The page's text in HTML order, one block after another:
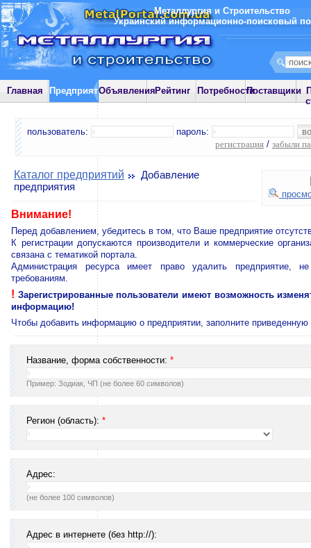
Металлургия и Строительство
Украинский информационно-поисковый
Главная ПредприятияОбъявленияРейтинг ПотребностиПоставщики
пользователь:
пароль:
регистрация / забыли
Каталог предприятий
Добавление
предприятия
Внимание!
Перед добавлением, убедитесь в том, что Ваше предприятие
К регистрации допускаются производители и коммерческие
связана с тематикой портала.
Администрация ресурса имеет право удалить предприятие,
требованиям.
! Зарегистрированные пользователи имеют возможность
информацию!
Чтобы добавить информацию о предприятии, заполните
Название, форма собственности: *
Пример: Зодиак, ЧП (не более 60 символов)
Регион (область): *
Адрес:
(не более 100 символов)
Адрес в интернете (без http://):